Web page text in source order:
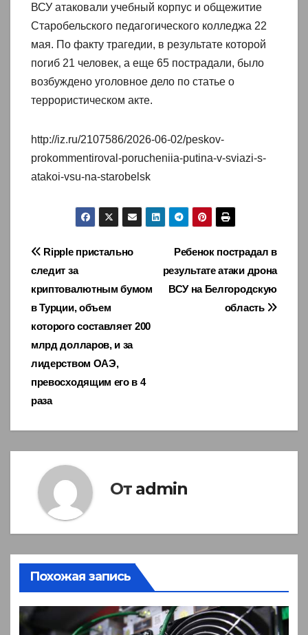
ВСУ атаковали учебный корпус и общежитие
Старобельского педагогического колледжа 22
мая. По факту трагедии, в результате которой
погиб 21 человек, а еще 65 пострадали, было
возбуждено уголовное дело по статье о
террористическом акте.
http://iz.ru/2107586/2026-06-02/peskov-
prokommentiroval-porucheniia-putina-v-sviazi-s-
atakoi-vsu-na-starobelsk
Навигация
по
записям
Ребенок пострадал в
результате атаки дрона
ВСУ на Белгородскую
область
Ripple пристально
следит за
криптовалютным бумом
в Турции, объем
которого составляет 200
млрд долларов, и за
лидерством ОАЭ,
превосходящим его в 4
раза
От admin
Похожая запись